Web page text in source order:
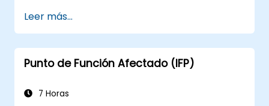
Leer más...
Punto de Función Afectado (IFP)
7 Horas